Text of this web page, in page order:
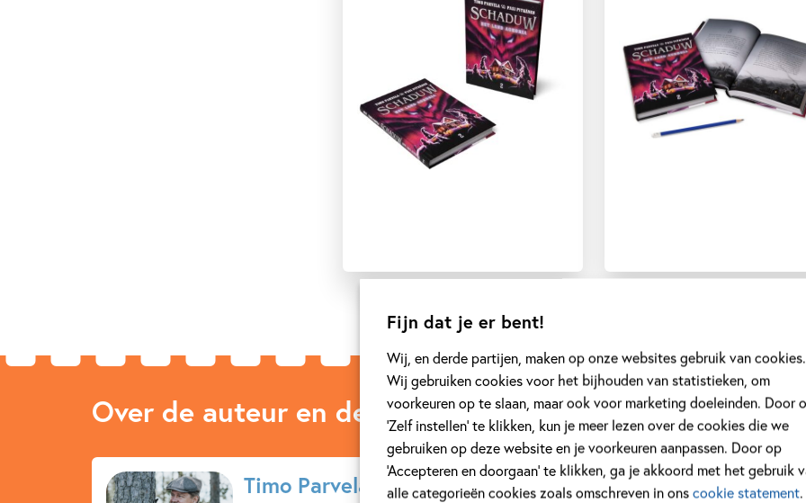
Fijn dat je er bent!
Wij, en derde partijen, maken op onze websites gebruik van cookies.
Wij gebruiken cookies voor het bijhouden van statistieken, om
voorkeuren op te slaan, maar ook voor marketing doeleinden. Door
‘Zelf instellen’ te klikken, kun je meer lezen over de cookies die we
gebruiken op deze website en je voorkeuren aanpassen. Door op
‘Accepteren en doorgaan’ te klikken, ga je akkoord met het gebruik
alle categorieën cookies zoals omschreven in onscookie statement.
Over de auteur en de illustrator
Timo Parvela